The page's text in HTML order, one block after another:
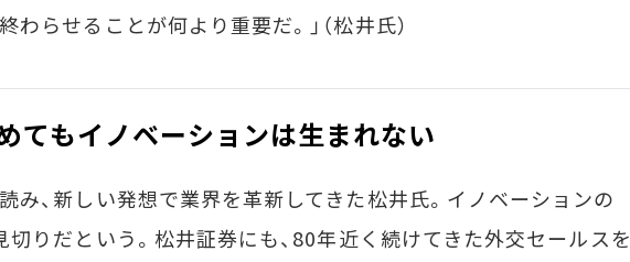
わらせることが何より重要だ。」（松井氏）
てもイノベーションは生まれない
み、新しい発想で業界を革新してきた松井氏。イノベーションの
切りだという。松井証券にも、80年近く続けてきた外交セールスを